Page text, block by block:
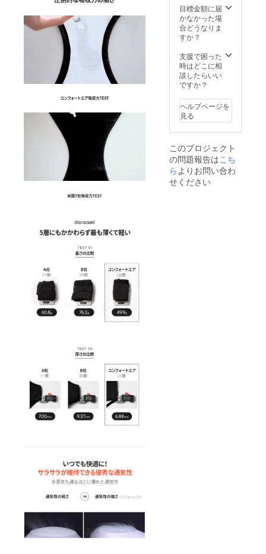
すすめ
です。
カ
ラー：2
ラッ
ク、
ベー
ジュ) ※
ズに関
して
は、ブ
ラック
なりま
す。
目標金額に届
かなかった場
合どうなりま
すか？
支援で困った
時はどこに相
談したらいい
ですか？
ヘルプページを
見る
このプロジェクト
の問題報告はこち
ら よりお問い合わ
せください